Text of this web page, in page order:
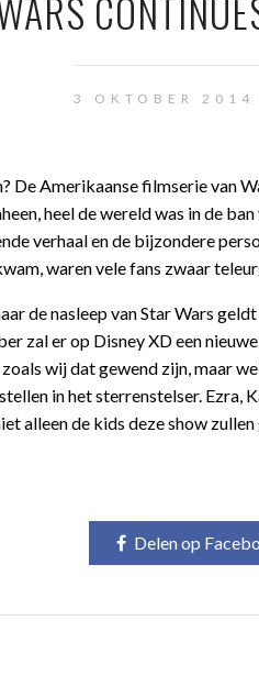
3 OKTOBER
De Amerikaanse filmserie van
heel de wereld was in de
verhaal en de bijzondere
waren vele fans zwaar
de nasleep van Star Wars
zal er op Disney XD een
wij dat gewend zijn, maar
in het sterrenstelser. Ezra,
alleen de kids deze show
Delen op